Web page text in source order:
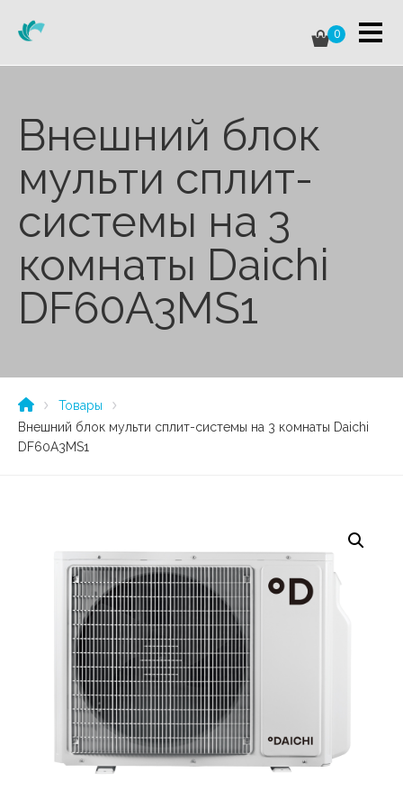
0
Внешний блок
мульти сплит-
системы на 3
комнаты Daichi
DF60A3MS1
Товары
Внешний блок мульти сплит-системы на 3 комнаты Daichi
DF60A3MS1